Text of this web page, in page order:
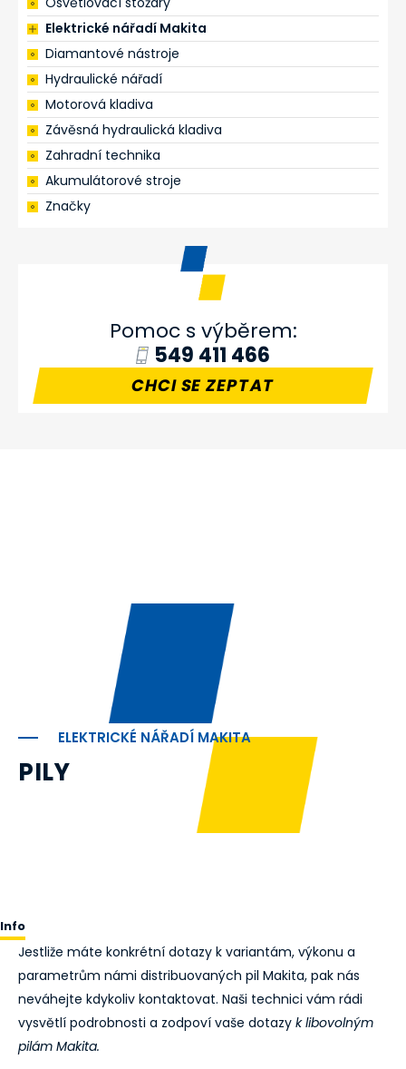
Elektrické nářadí Makita
Diamantové nástroje
Hydraulické nářadí
Motorová kladiva
Závěsná hydraulická kladiva
Zahradní technika
Akumulátorové stroje
Značky
Pomoc s výběrem:
549 411 466
CHCI SE ZEPTAT
ELEKTRICKÉ NÁŘADÍ MAKITA
PILY
Info
Jestliže máte konkrétní dotazy k variantám, výkonu a
parametrům námi distribuovaných pil Makita, pak nás
neváhejte kdykoliv kontaktovat. Naši technici vám rádi
vysvětlí podrobnosti a zodpoví vaše dotazy k libovolným
pilám Makita.